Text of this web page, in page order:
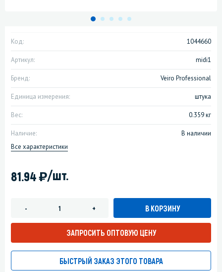
Код: 1044660
Артикул: midi1
Бренд: Veiro Professional
Единица измерения: штука
Вес: 0.359 кг
Наличие:
В наличии
Все характеристики
81.94)/шт.
- + В КОРЗИНУ
ЗАПРОСИТЬ ОПТОВУЮ ЦЕНУ
БЫСТРЫЙ ЗАКАЗ ЭТОГО ТОВАРА